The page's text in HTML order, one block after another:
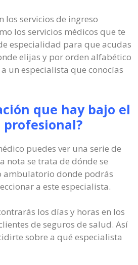
los servicios de ingreso
los servicios médicos que te
especialidad para que acudas
elijas y por orden alfabético
un especialista que conocías
que hay bajo el
puedes ver una serie de
nota se trata de dónde se
ambulatorio donde podrás
a este especialista.
los días y horas en los
de seguros de salud. Así
sobre a qué especialista